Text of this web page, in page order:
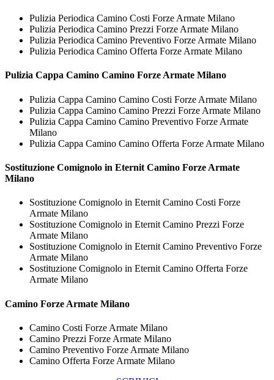
Pulizia Periodica Camino Costi Forze Armate Milano
Pulizia Periodica Camino Prezzi Forze Armate Milano
Pulizia Periodica Camino Preventivo Forze Armate Milano
Pulizia Periodica Camino Offerta Forze Armate Milano
Pulizia Cappa Camino Camino Forze Armate Milano
Pulizia Cappa Camino Camino Costi Forze Armate Milano
Pulizia Cappa Camino Camino Prezzi Forze Armate Milano
Pulizia Cappa Camino Camino Preventivo Forze Armate
Milano
Pulizia Cappa Camino Camino Offerta Forze Armate Milano
Sostituzione Comignolo in Eternit Camino Forze Armate
Milano
Sostituzione Comignolo in Eternit Camino Costi Forze
Armate Milano
Sostituzione Comignolo in Eternit Camino Prezzi Forze
Armate Milano
Sostituzione Comignolo in Eternit Camino Preventivo Forze
Armate Milano
Sostituzione Comignolo in Eternit Camino Offerta Forze
Armate Milano
Camino Forze Armate Milano
Camino Costi Forze Armate Milano
Camino Prezzi Forze Armate Milano
Camino Preventivo Forze Armate Milano
Camino Offerta Forze Armate Milano